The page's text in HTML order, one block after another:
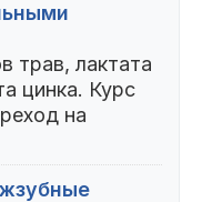
трав, лактата
цинка. Курс
на